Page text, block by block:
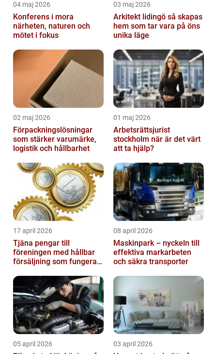
04 maj 2026
Konferens i mora
närheten, naturen och
mötet i fokus
03 maj 2026
Arkitekt lidingö så skapas
hem som tar vara på öns
unika läge
02 maj 2026
Förpackningslösningar
som stärker varumärke,
logistik och hållbarhet
01 maj 2026
Arbetsrättsjurist
stockholm när är det värt
att ta hjälp?
17 april 2026
Tjäna pengar till
föreningen med hållbar
försäljning som fungerar
08 april 2026
Maskinpark – nyckeln till
effektiva markarbeten
och säkra transporter
05 april 2026 03 april 2026